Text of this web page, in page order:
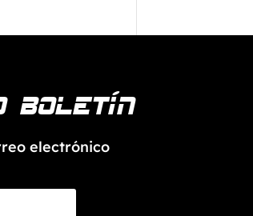
boletín
electrónico